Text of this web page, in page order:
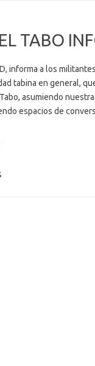
TABO
informa a los
tabina en general,
asumiendo
espacios de